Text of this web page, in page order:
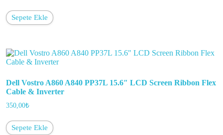
Sepete Ekle
Dell Vostro A860 A840 PP37L 15.6″ LCD Screen Ribbon Flex
Cable & Inverter
350,00₺
Sepete Ekle